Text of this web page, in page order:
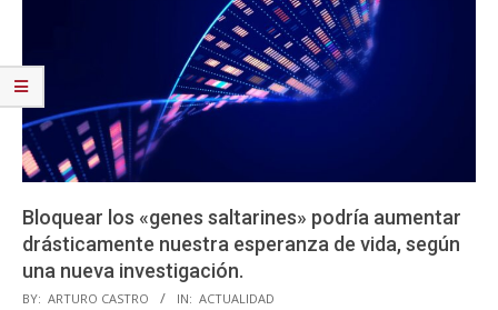
Bloquear los «genes saltarines» podría aumentar
drásticamente nuestra esperanza de vida, según
una nueva investigación.
2023-
BY: ARTURO CASTRO IN: ACTUALIDAD